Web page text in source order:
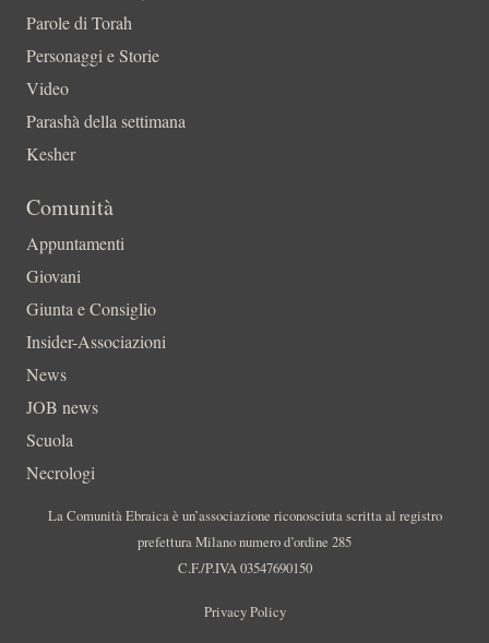
Parole di Torah
Personaggi e Storie
Video
Parashà della settimana
Kesher
Comunità
Appuntamenti
Giovani
Giunta e Consiglio
Insider-Associazioni
News
JOB news
Scuola
Necrologi
La Comunità Ebraica è un’associazione riconosciuta scritta al registro
prefettura Milano numero d’ordine 285
C.F./P.IVA 03547690150
Privacy Policy